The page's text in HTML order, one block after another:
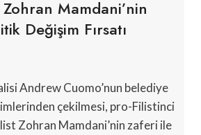
Mamdani’nin
Değişim Fırsatı
Andrew Cuomo’nun belediye
çekilmesi, pro-Filistinci
Zohran Mamdani’nin zaferi ile